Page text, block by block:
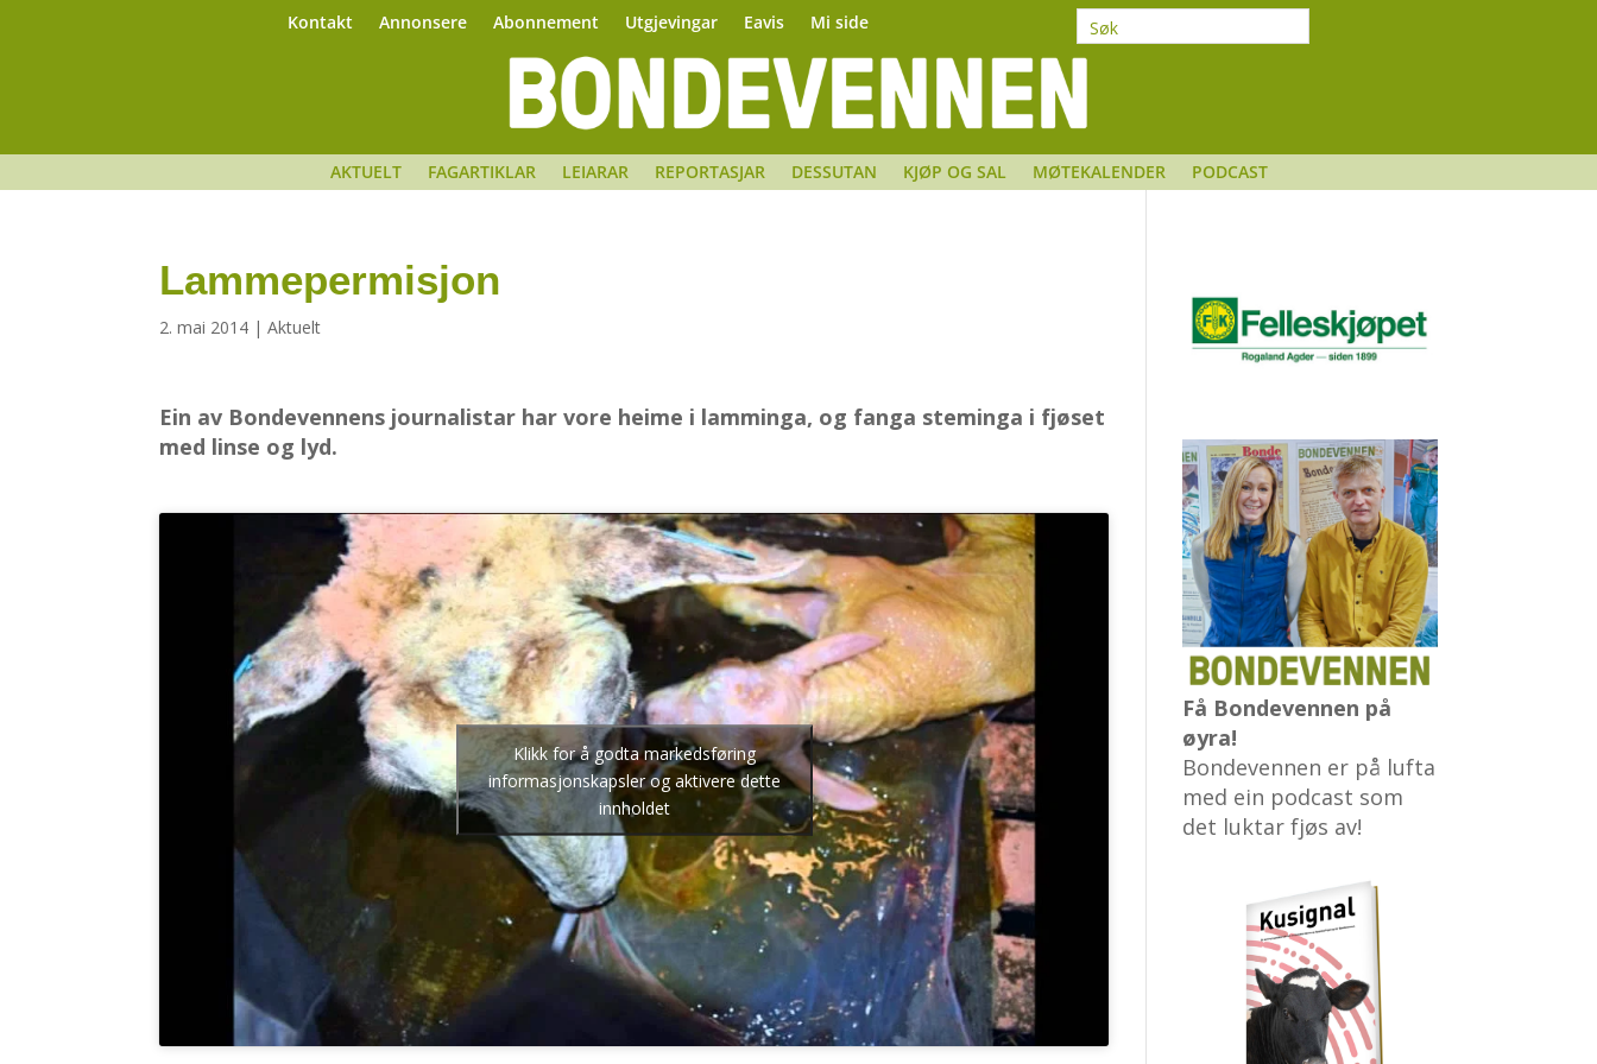
Kontakt Annonsere Abonnement Utgjevingar Eavis Mi side
AKTUELT FAGARTIKLAR LEIARAR REPORTASJAR DESSUTAN KJØP OG SAL MØTEKALENDER PODCAST
Lammepermisjon
2. mai 2014 |Aktuelt
Ein av Bondevennens journalistar har vore heime i lamminga, og fanga steminga i fjøset
med linse og lyd.
Klikk for å godta markedsføring
informasjonskapsler og aktivere dette
innholdet
Få Bondevennen på
øyra!
Bondevennen er på lufta
med ein podcast som
det luktar fjøs av!